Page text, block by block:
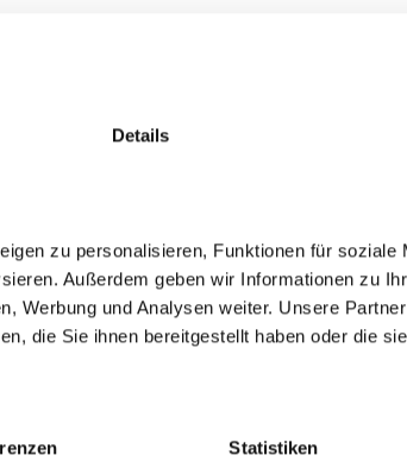
Details
zu personalisieren, Funktionen für soziale
Außerdem geben wir Informationen zu
Werbung und Analysen weiter. Unsere
die Sie ihnen bereitgestellt haben oder die
Statistiken
IL
MERANO.
INSIEME IL FUTURO DI
MERANO.